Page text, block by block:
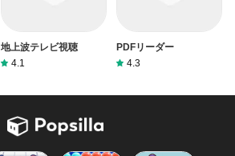
地上波テレビ視聴
4.1
PDFリーダー
4.3